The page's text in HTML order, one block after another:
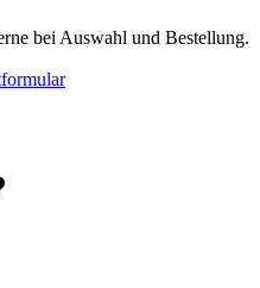
bei Auswahl und Bestellung.